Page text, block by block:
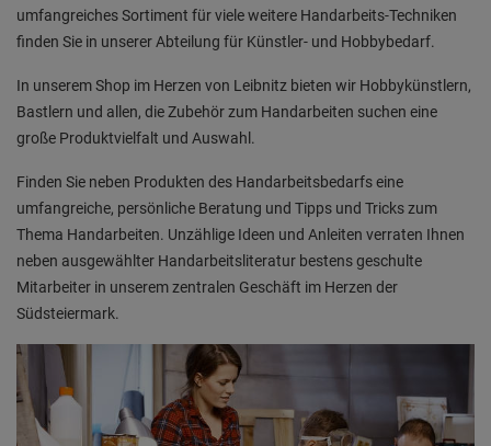
umfangreiches Sortiment für viele weitere Handarbeits-Techniken
finden Sie in unserer Abteilung für Künstler- und Hobbybedarf.
In unserem Shop im Herzen von Leibnitz bieten wir Hobbykünstlern,
Bastlern und allen, die Zubehör zum Handarbeiten suchen eine
große Produktvielfalt und Auswahl.
Finden Sie neben Produkten des Handarbeitsbedarfs eine
umfangreiche, persönliche Beratung und Tipps und Tricks zum
Thema Handarbeiten. Unzählige Ideen und Anleiten verraten Ihnen
neben ausgewählter Handarbeitsliteratur bestens geschulte
Mitarbeiter in unserem zentralen Geschäft im Herzen der
Südsteiermark.